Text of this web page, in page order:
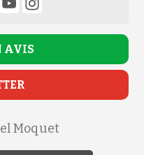
AVIS
Moquet